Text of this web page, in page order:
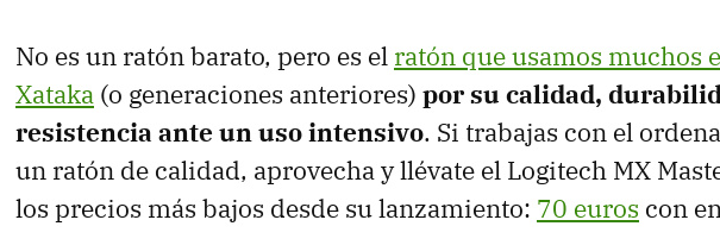
No es un ratón barato, pero es el ratón que usamos muchos
Xataka (o generaciones anteriores) por su calidad,
resistencia ante un uso intensivo. Si trabajas con el
un ratón de calidad, aprovecha y llévate el Logitech MX
los precios más bajos desde su lanzamiento: 70 euros con